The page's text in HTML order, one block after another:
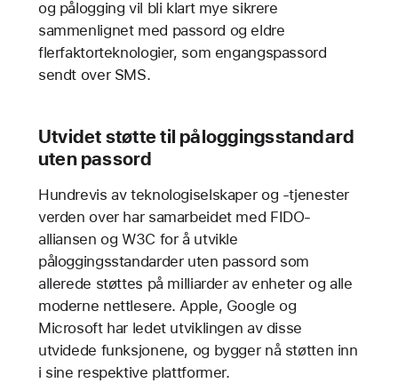
og pålogging vil bli klart mye sikrere
sammenlignet med passord og eldre
flerfaktorteknologier, som engangspassord
sendt over SMS.
Utvidet støtte til påloggingsstandard
uten passord
Hundrevis av teknologiselskaper og -tjenester
verden over har samarbeidet med FIDO-
alliansen og W3C for å utvikle
påloggingsstandarder uten passord som
allerede støttes på milliarder av enheter og alle
moderne nettlesere. Apple, Google og
Microsoft har ledet utviklingen av disse
utvidede funksjonene, og bygger nå støtten inn
i sine respektive plattformer.